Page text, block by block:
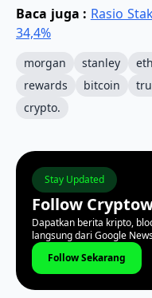
Baca juga : Rasio
34,4%
morgan stanley
rewards
bitcoin
crypto.
Stay Updated
Follow
Dapatkan berita kripto,
langsung dari Google
Follow Sekarang